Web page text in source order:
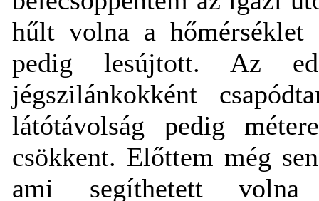
hűlt volna a
pedig lesújtott. Az
jégszilánkokként
látótávolság pedig
csökkent. Előttem még
ami segíthetett volna